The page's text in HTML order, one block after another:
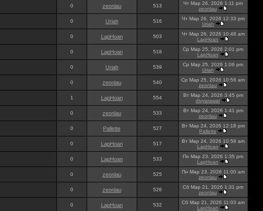
0 zeonlau 513
Чт Мар 26, 2026 1:11 pm
zeonlau
0 Uriah 516
Чт Мар 26, 2026 12:33 pm
Uriah
0 LapHoan 503
Чт Мар 26, 2026 10:48 am
LapHoan
0 LapHoan 518
Ср Мар 25, 2026 2:01 pm
LapHoan
0 Uriah 539
Ср Мар 25, 2026 1:06 pm
Uriah
0 zeonlau 540
Ср Мар 25, 2026 10:56 am
zeonlau
1 LapHoan 554
Вт Мар 24, 2026 3:45 pm
divyarawat
0 zeonlau 533
Вт Мар 24, 2026 1:41 pm
zeonlau
0 Pallette 527
Вт Мар 24, 2026 12:18 pm
Pallette
0 LapHoan 517
Вт Мар 24, 2026 10:58 am
LapHoan
0 LapHoan 533
Пн Мар 23, 2026 1:35 pm
LapHoan
0 zeonlau 525
Пн Мар 23, 2026 11:00 am
zeonlau
0 zeonlau 526
Сб Мар 21, 2026 1:31 pm
zeonlau
0 LapHoan 532
Сб Мар 21, 2026 11:03 am
LapHoan